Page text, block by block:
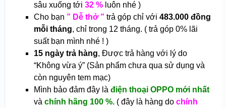
sâu xuống tới 32 %luôn nhé )
Cho bạn ” Dễ thở ” trả góp chỉ với 483.000 đồng
mỗi tháng, chỉ trong 12 tháng. ( trả góp 0% lãi
suất bạn mình nhé ! )
15 ngày trả hàng, Được trả hàng với lý do
“Không vừa ý” (Sản phẩm chưa qua sử dụng và
còn nguyên tem mạc)
Mình bảo đảm đây là điện thoại OPPO mới nhất
và chính hãng 100 %.( đây là hàng do chính